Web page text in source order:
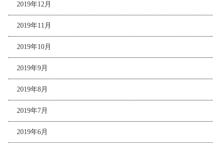
2019年12月
2019年11月
2019年10月
2019年9月
2019年8月
2019年7月
2019年6月